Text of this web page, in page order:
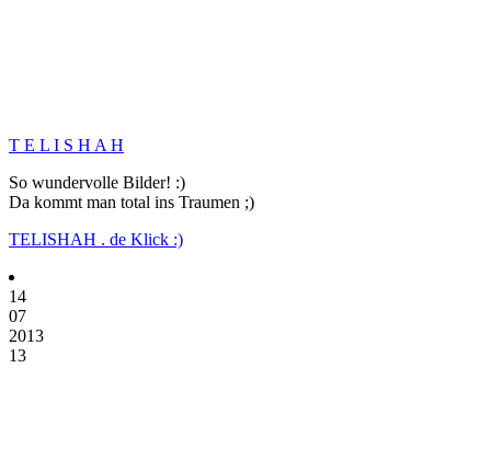
T E L I S H A H
So wundervolle Bilder! :)
Da kommt man total ins Traumen ;)
TELISHAH . de Klick :)
14
07
2013
13